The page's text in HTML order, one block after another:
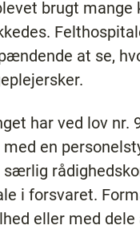
brugt
at se,
har ved lov nr.
med en
særlig
i forsvaret.
eller med